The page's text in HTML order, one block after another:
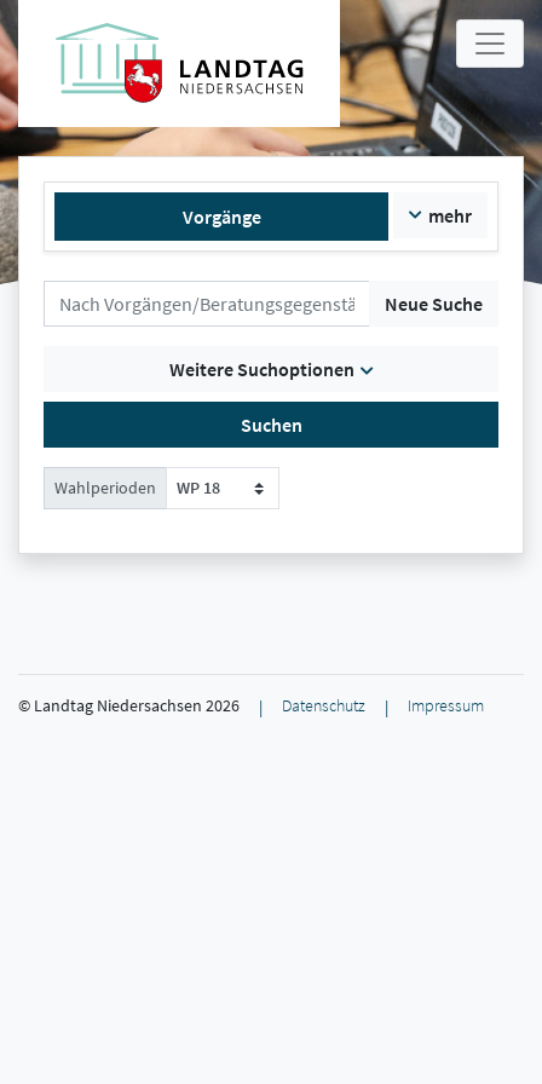
Vorgänge mehr
Neue Suche
Weitere Suchoptionen
Suchen
Wahlperioden WP 18
© Landtag Niedersachsen 2026 Datenschutz Impressum